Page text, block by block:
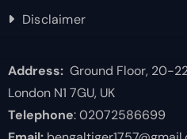
Disclaimer
Address:Ground Floor, 20-
London N1 7GU, UK
Telephone: 02072586699